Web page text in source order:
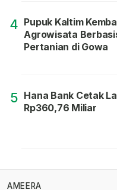
4 Pupuk Kaltim
Agrowisata
Pertanian di Gowa
5 Hana Bank Cetak
Rp360,76 Miliar
AMEERA